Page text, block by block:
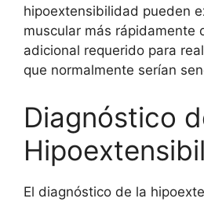
hipoextensibilidad pueden
muscular más rápidamente
adicional requerido para
que normalmente serían
Diagnóstico
El diagnóstico de la